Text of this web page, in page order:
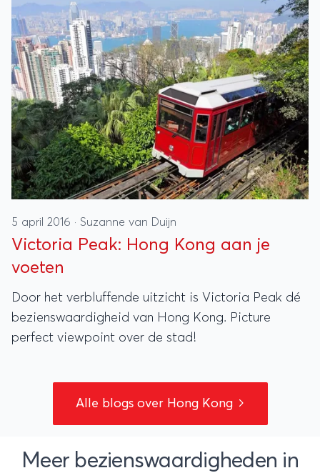
5 april 2016 · Suzanne van Duijn
Victoria Peak: Hong Kong aan je
voeten
Door het verbluffende uitzicht is Victoria Peak dé
bezienswaardigheid van Hong Kong. Picture
perfect viewpoint over de stad!
Alle blogs over Hong Kong
Meer bezienswaardigheden in